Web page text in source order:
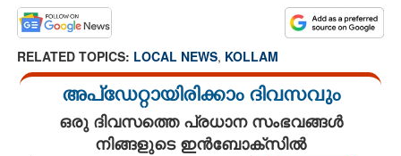
RELATED TOPICS: LOCAL NEWS, KOLLAM
അപ്ഡേറ്റായിരിക്കാം ദിവസവും
ഒരു ദിവസത്തെ പ്രധാന സംഭവങ്ങൾ
നിങ്ങളുടെ ഇൻബോക്സിൽ